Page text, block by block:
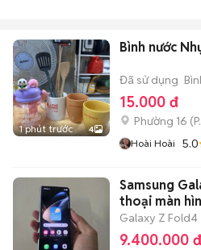
1 phút trước 4
Bình nước
Đã sử dụng
15.000 đ
Phường 16 (
Hoài Hoài 5.0
Samsung
thoại màn
Galaxy Z Fold4
9.400.000 đ